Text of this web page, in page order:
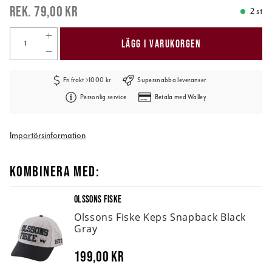
79,00 kr 2 st
LÄGG I VARUKORGEN
Fri frakt >1000 kr Supersnabba leveranser
Personlig service Betala med Walley
Importörsinformation
KOMBINERA MED:
OLSSONS FISKE
Olssons Fiske Keps Snapback Black
Gray
199,00 kr